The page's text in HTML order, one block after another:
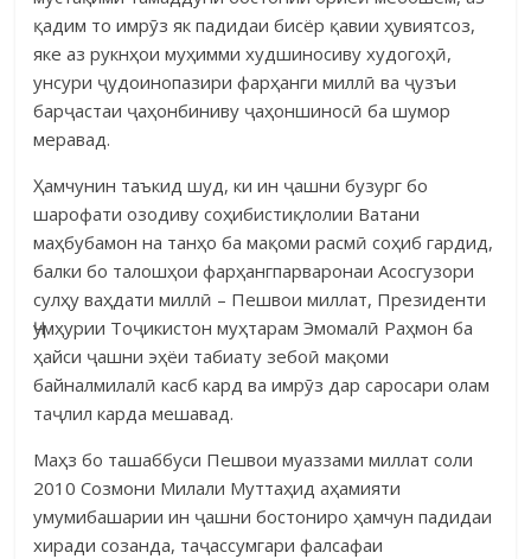
қадим то имрӯз як падидаи бисёр қавии ҳувиятсоз,
яке аз рукнҳои муҳимми худшиносиву худогоҳӣ,
унсури ҷудоинопазири фарҳанги миллӣ ва ҷузъи
барҷастаи ҷаҳонбиниву ҷаҳоншиносӣ ба шумор
меравад.
Ҳамчунин таъкид шуд, ки ин ҷашни бузург бо
шарофати озодиву соҳибистиқлолии Ватани
маҳбубамон на танҳо ба мақоми расмӣ соҳиб гардид,
балки бо талошҳои фарҳангпарваронаи Асосгузори
сулҳу ваҳдати миллӣ – Пешвои миллат, Президенти
Ҷумҳурии Тоҷикистон муҳтарам Эмомалӣ Раҳмон ба
ҳайси ҷашни эҳёи табиату зебоӣ мақоми
байналмилалӣ касб кард ва имрӯз дар саросари олам
таҷлил карда мешавад.
Маҳз бо ташаббуси Пешвои муаззами миллат соли
2010 Созмони Милали Муттаҳид аҳамияти
умумибашарии ин ҷашни бостониро ҳамчун падидаи
хиради созанда, таҷассумгари фалсафаи